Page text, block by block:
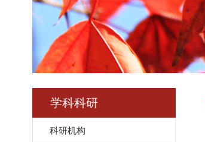
学科科研
科研机构